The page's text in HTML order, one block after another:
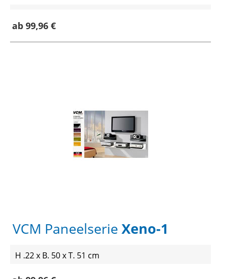
ab 99,96 €
VCM Paneelserie Xeno-1
H .22 x B. 50 x T. 51 cm